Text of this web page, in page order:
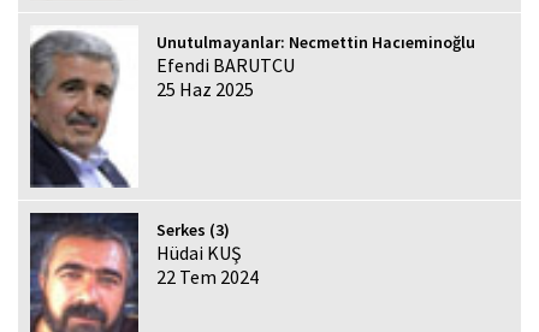
Unutulmayanlar: Necmettin Hacıeminoğlu
Efendi BARUTCU
25 Haz 2025
Serkes (3)
Hüdai KUŞ
22 Tem 2024